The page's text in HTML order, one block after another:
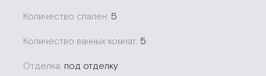
Количество спален: 5
Количество ванных комнат: 5
Отделка: под отделку